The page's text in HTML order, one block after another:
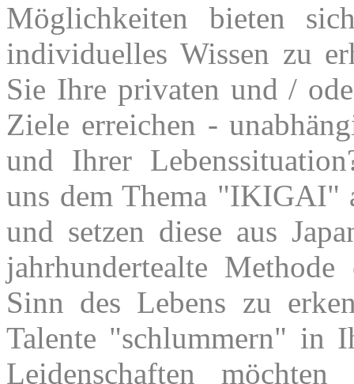
Möglichkeiten bieten
individuelles Wissen zu
Sie Ihre privaten und /
Ziele erreichen -
und Ihrer
uns dem Thema "IKIGAI"
und setzen diese aus
jahrhundertealte
Sinn des Lebens zu
Talente "schlummern" in
Leidenschaften